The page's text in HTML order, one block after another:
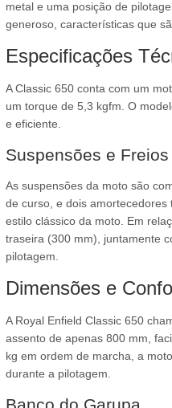
metal e uma posição de
generoso, características que
Especificações
A Classic 650 conta com um
um torque de 5,3 kgfm. O
e eficiente.
Suspensões e Freios
As suspensões da moto são
de curso, e dois
estilo clássico da moto. Em
traseira (300 mm), juntamente
pilotagem.
Dimensões e
A Royal Enfield Classic 650
assento de apenas 800 mm,
kg em ordem de marcha, a
durante a pilotagem.